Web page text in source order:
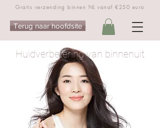
Gratis verzending binnen NL vanaf €250 euro
Terug naar hoofdsite
Huidverbetering van binnenuit